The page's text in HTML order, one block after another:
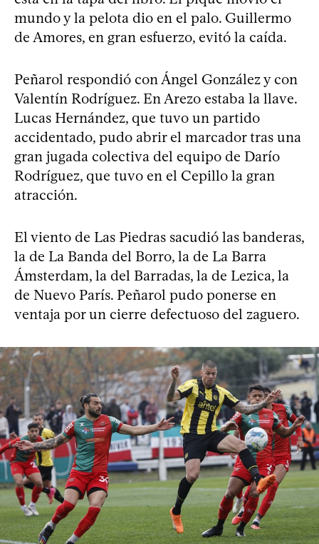
mundo y la pelota dio en el palo. Guillermo
de Amores, en gran esfuerzo, evitó la caída.
Peñarol respondió con Ángel González y con
Valentín Rodríguez. En Arezo estaba la llave.
Lucas Hernández, que tuvo un partido
accidentado, pudo abrir el marcador tras una
gran jugada colectiva del equipo de Darío
Rodríguez, que tuvo en el Cepillo la gran
atracción.
El viento de Las Piedras sacudió las banderas,
la de La Banda del Borro, la de La Barra
Ámsterdam, la del Barradas, la de Lezica, la
de Nuevo París. Peñarol pudo ponerse en
ventaja por un cierre defectuoso del zaguero.